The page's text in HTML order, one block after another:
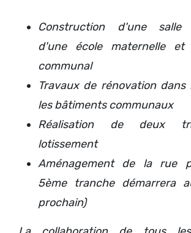
Construction d'une salle
d'une école maternelle
communal
Travaux de rénovation dans
les bâtiments communaux
Réalisation de deux
lotissement
Aménagement de la rue
5ème tranche démarrera
prochain)